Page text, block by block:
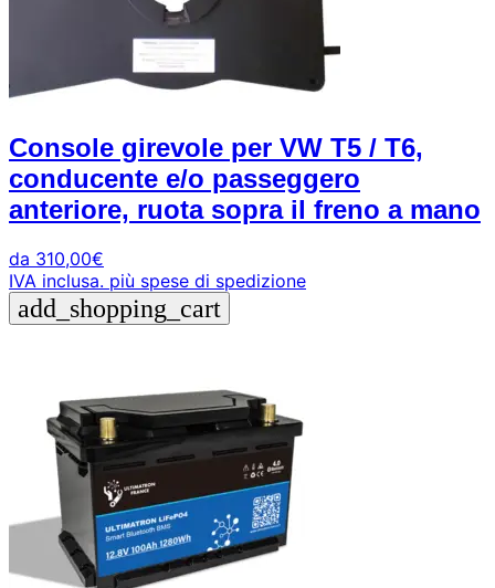
Console girevole per VW T5 / T6,
conducente e/o passeggero
anteriore, ruota sopra il freno a mano
da 310,00€
IVA inclusa. più spese di spedizione
add_shopping_cart